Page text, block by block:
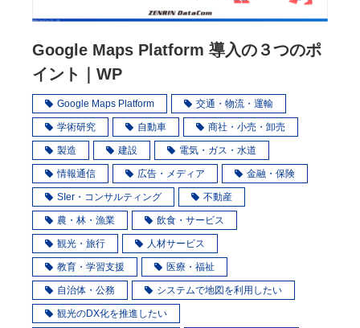
Google Maps Platform 導入の３つのポ
イント｜WP
Google Maps Platform 交通・物流・運輸
学術研究 自動車 商社・小売・卸売
製造 建設 電気・ガス・水道
情報通信 広告・メディア 金融・保険
SIer・コンサルティング 不動産
農・林・漁業 飲食・サービス
観光・旅行 人材サービス
教育・学習支援 医療・福祉
自治体・公務 システムで地図を利用したい
観光のDX化を推進したい